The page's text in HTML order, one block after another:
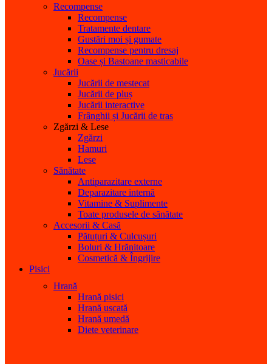
Recompense
Recompense
Tratamente dentare
Gustări moi și gumate
Recompense pentru dresaj
Oase și Bastoane masticabile
Jucării
Jucării de mestecat
Jucării de pluș
Jucării interactive
Frânghii și Jucării de tras
Zgărzi & Lese
Zgărzi
Hamuri
Lese
Sănătate
Antiparazitare externe
Deparazitare internă
Vitamine & Suplimente
Toate produsele de sănătate
Accesorii & Casă
Pătuțuri & Culcușuri
Boluri & Hrănitoare
Cosmetică & Îngrijire
Pisici
Hrană
Hrană pisici
Hrană uscată
Hrană umedă
Diete veterinare